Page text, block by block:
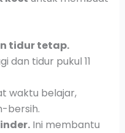
tidur tetap.
dan tidur pukul 11
waktu belajar,
bersih.
Ini membantu